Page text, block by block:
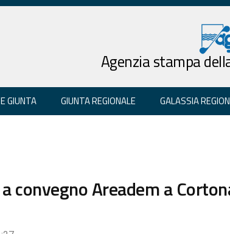
Agenzia stampa
GIUNTA GIUNTA REGIONALE GALASSIA
convegno Areadem a